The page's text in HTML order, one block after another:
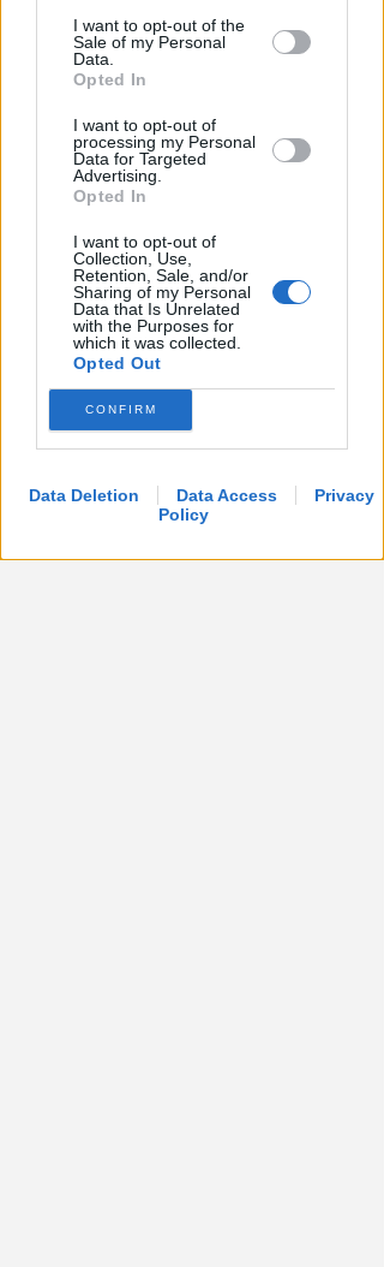
by us to third parties on the IAB’s List of
Downstream Participants that may
further disclose it to other third parties.
I want to opt-out of the
Sale of my Personal
Data.
Opted In
I want to opt-out of
processing my Personal
Data for Targeted
Advertising.
Opted In
I want to opt-out of
Collection, Use,
Retention, Sale, and/or
Sharing of my Personal
Data that Is Unrelated
with the Purposes for
which it was collected.
Opted Out
CONFIRM
Data Deletion Data Access
Privacy
Policy
APPROVATO DAL CDA
Dati in crescita nella semestrale
di IEG, stime al rialzo per
l'esercizio 2026
Redazione